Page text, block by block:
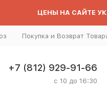
ЦЕНЫ НА САЙТЕ
Покупка и Возврат
+7 (812) 929-91-66
с 10 до 16:30